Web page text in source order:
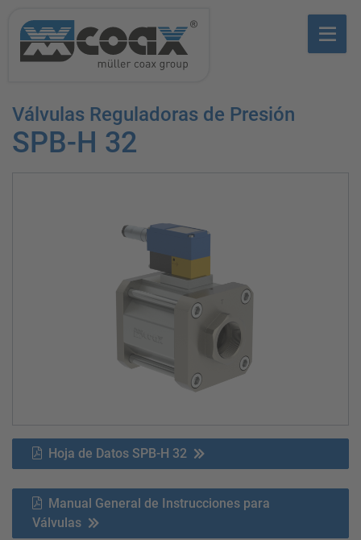
Válvulas Reguladoras de Presión
SPB-H 32
Hoja de Datos SPB-H 32
Manual General de Instrucciones para
Válvulas